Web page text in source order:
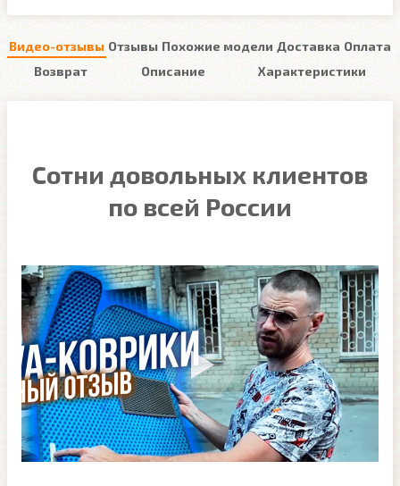
Видео-отзывы Отзывы Похожие модели Доставка Оплата
Возврат
Описание Характеристики
Сотни довольных клиентов
по всей России